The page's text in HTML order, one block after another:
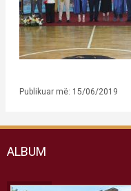
Publikuar më: 15/06/2019
ALBUM